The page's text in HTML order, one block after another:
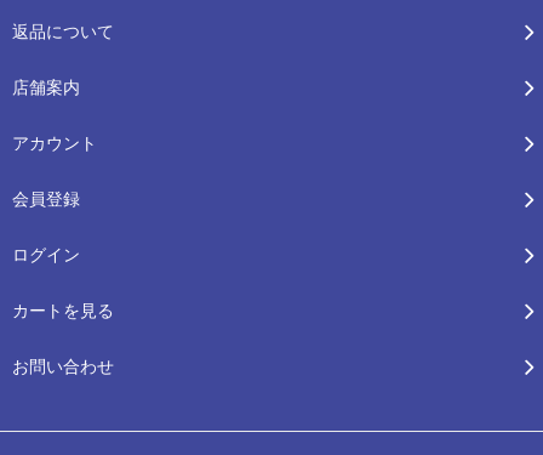
返品について
店舗案内
アカウント
会員登録
ログイン
カートを見る
お問い合わせ